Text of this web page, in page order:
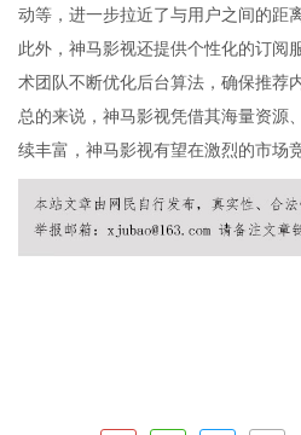
动等，进一步拉近了与用户之间的距
此外，神马影视还提供个性化的订阅
术团队不断优化后台算法，确保推荐
总的来说，神马影视凭借其海量资源
续丰富，神马影视有望在激烈的市场